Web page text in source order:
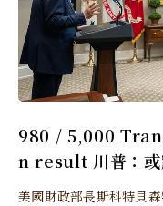
980 / 5,000
n result 川普：或
多關稅
美國財政部長斯科特貝